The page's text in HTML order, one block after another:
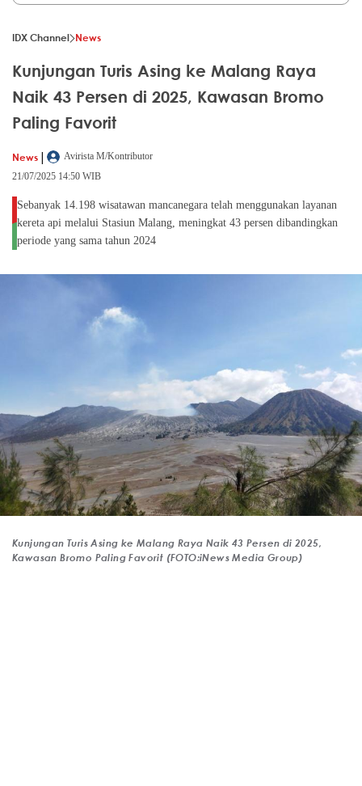
IDX Channel News
Kunjungan Turis Asing ke Malang Raya
Naik 43 Persen di 2025, Kawasan Bromo
Paling Favorit
News |
Avirista M/Kontributor
21/07/2025 14:50 WIB
Sebanyak 14.198 wisatawan mancanegara telah menggunakan layanan
kereta api melalui Stasiun Malang, meningkat 43 persen dibandingkan
periode yang sama tahun 2024
Kunjungan Turis Asing ke Malang Raya Naik 43 Persen di 2025,
Kawasan Bromo Paling Favorit (FOTO:iNews Media Group)